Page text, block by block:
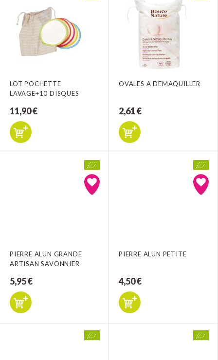
LOT POCHETTE
LAVAGE+10 DISQUES
11,90 €
OVALES A DEMAQUILLER
2,61 €
PIERRE ALUN GRANDE
ARTISAN SAVONNIER
5,95 €
PIERRE ALUN PETITE
4,50 €